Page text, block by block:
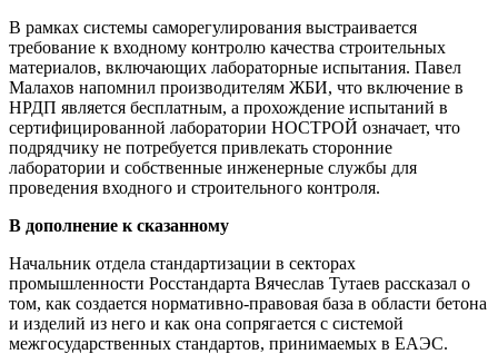
В рамках системы саморегулирования выстраивается
требование к входному контролю качества строительных
материалов, включающих лабораторные испытания. Павел
Малахов напомнил производителям ЖБИ, что включение в
НРДП является бесплатным, а прохождение испытаний в
сертифицированной лаборатории НОСТРОЙ означает, что
подрядчику не потребуется привлекать сторонние
лаборатории и собственные инженерные службы для
проведения входного и строительного контроля.
В дополнение к сказанному
Начальник отдела стандартизации в секторах
промышленности Росстандарта Вячеслав Тутаев рассказал о
том, как создается нормативно-правовая база в области бетона
и изделий из него и как она сопрягается с системой
межгосударственных стандартов, принимаемых в ЕАЭС.